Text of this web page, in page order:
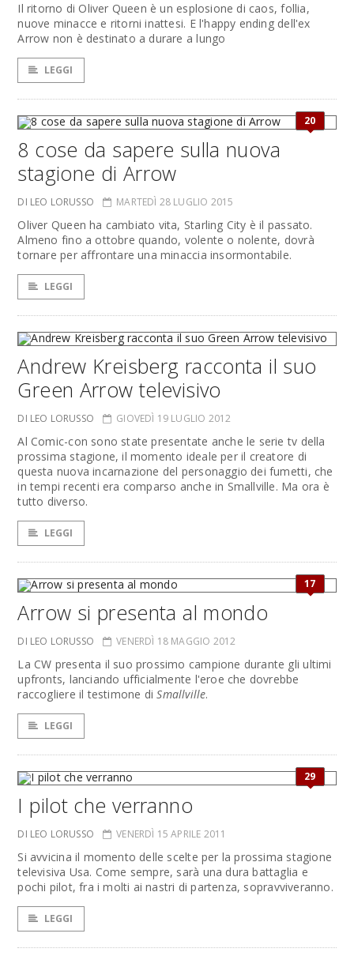
Il ritorno di Oliver Queen è un esplosione di caos, follia,
nuove minacce e ritorni inattesi. E l'happy ending dell'ex
Arrow non è destinato a durare a lungo
LEGGI
20
8 cose da sapere sulla nuova
stagione di Arrow
DI LEO LORUSSO MARTEDÌ 28 LUGLIO 2015
Oliver Queen ha cambiato vita, Starling City è il passato.
Almeno fino a ottobre quando, volente o nolente, dovrà
tornare per affrontare una minaccia insormontabile.
LEGGI
Andrew Kreisberg racconta il suo
Green Arrow televisivo
DI LEO LORUSSO GIOVEDÌ 19 LUGLIO 2012
Al Comic-con sono state presentate anche le serie tv della
prossima stagione, il momento ideale per il creatore di
questa nuova incarnazione del personaggio dei fumetti, che
in tempi recenti era comparso anche in Smallville. Ma ora è
tutto diverso.
LEGGI
17
Arrow si presenta al mondo
DI LEO LORUSSO VENERDÌ 18 MAGGIO 2012
La CW presenta il suo prossimo campione durante gli ultimi
upfronts, lanciando ufficialmente l'eroe che dovrebbe
raccogliere il testimone diSmallville.
LEGGI
29
I pilot che verranno
DI LEO LORUSSO VENERDÌ 15 APRILE 2011
Si avvicina il momento delle scelte per la prossima stagione
televisiva Usa. Come sempre, sarà una dura battaglia e
pochi pilot, fra i molti ai nastri di partenza, sopravviveranno.
LEGGI